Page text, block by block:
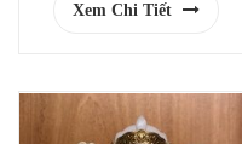
Xem Chi Tiết